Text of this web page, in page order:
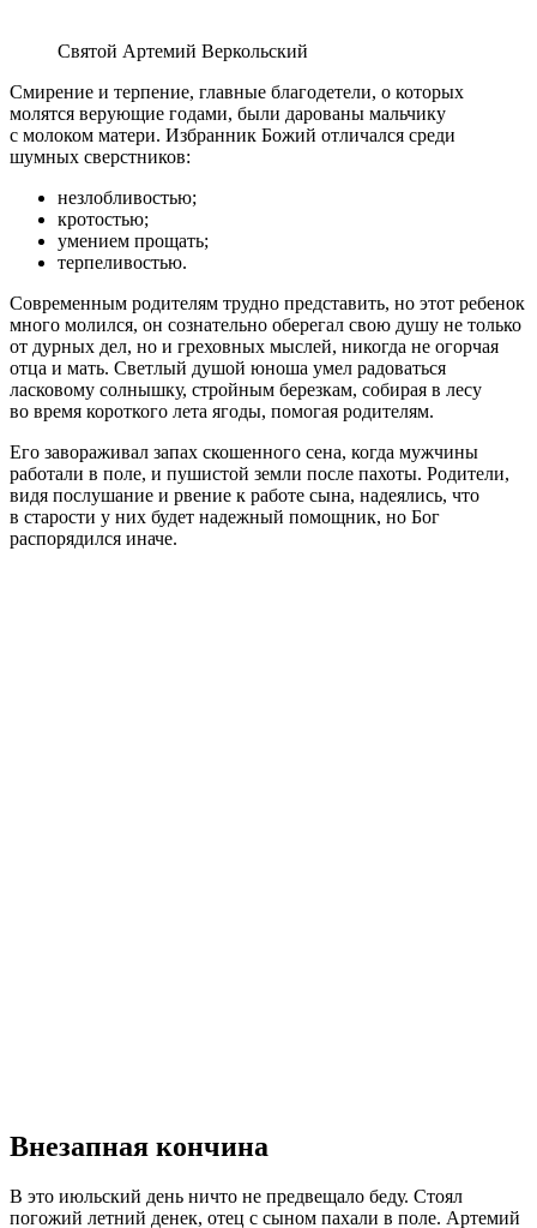
Святой Артемий Веркольский
Смирение и терпение, главные благодетели, о которых
молятся верующие годами, были дарованы мальчику
с молоком матери. Избранник Божий отличался среди
шумных сверстников:
незлобливостью;
кротостью;
умением прощать;
терпеливостью.
Современным родителям трудно представить, но этот ребенок
много молился, он сознательно оберегал свою душу не только
от дурных дел, но и греховных мыслей, никогда не огорчая
отца и мать. Светлый душой юноша умел радоваться
ласковому солнышку, стройным березкам, собирая в лесу
во время короткого лета ягоды, помогая родителям.
Его завораживал запах скошенного сена, когда мужчины
работали в поле, и пушистой земли после пахоты. Родители,
видя послушание и рвение к работе сына, надеялись, что
в старости у них будет надежный помощник, но Бог
распорядился иначе.
Внезапная кончина
В это июльский день ничто не предвещало беду. Стоял
погожий летний денек, отец с сыном пахали в поле. Артемий